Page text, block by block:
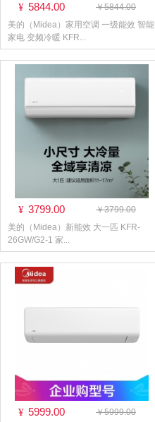
¥ 5844.00
￥5844.00
美的（Midea）家用空调 一级能效 智能
家电 变频冷暖 KFR...
¥ 3799.00
￥3799.00
美的（Midea）新能效 大一匹 KFR-
26GW/G2-1 家...
¥ 5999.00 ￥5999.00